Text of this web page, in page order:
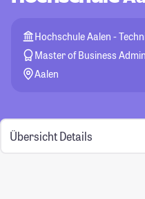
Hochschule Aalen -
Master of Business
Aalen
Übersicht Details